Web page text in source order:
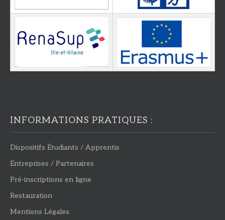
INFORMATIONS PRATIQUES :
Dispositifs Étudiants / Apprentis
Entreprises / Partenaires
Pré-inscriptions en ligne
Restauration
Mentions Légales